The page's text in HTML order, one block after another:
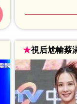
老婆Vivian
準備金鐘紅
出3集最後卻
之一的蔡昌憲
沒覺得有任何
★視后尬輸蔡